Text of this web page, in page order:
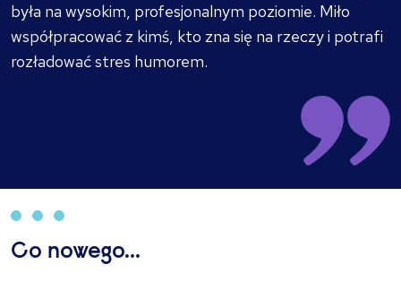
była na wysokim, profesjonalnym poziomie. Miło
współpracować z kimś, kto zna się na rzeczy i potrafi
rozładować stres humorem.
Co nowego...